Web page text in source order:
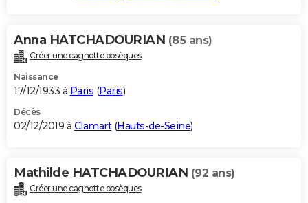
Anna HATCHADOURIAN (85 ans)
Créer une cagnotte obsèques
Naissance
17/12/1933 à Paris (Paris)
Décès
02/12/2019 à Clamart(Hauts-de-Seine)
Mathilde HATCHADOURIAN (92 ans)
Créer une cagnotte obsèques